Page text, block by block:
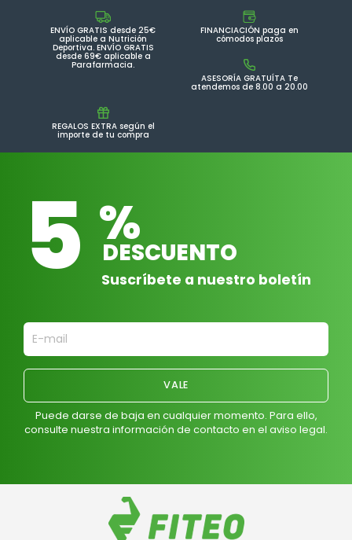
ENVÍO GRATIS desde 25€
aplicable a Nutrición
Deportiva. ENVÍO GRATIS
desde 69€ aplicable a
Parafarmacia.
FINANCIACIÓN paga en
cómodos plazos
ASESORÍA GRATUÍTA Te
atendemos de 8.00 a 20.00
REGALOS EXTRA según el
importe de tu compra
5 %
DESCUENTO
Suscríbete a nuestro boletín
Puede darse de baja en cualquier momento. Para ello,
consulte nuestra información de contacto en el aviso legal.